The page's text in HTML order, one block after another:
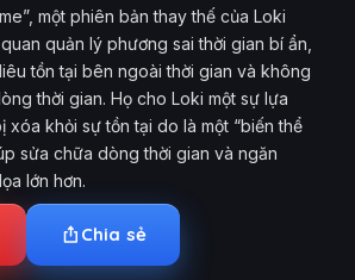
một phiên bản thay thế của Loki
quản lý phương sai thời gian bí ẩn,
tồn tại bên ngoài thời gian và không
thời gian. Họ cho Loki một sự lựa
xóa khỏi sự tồn tại do là một “biến thể
sửa chữa dòng thời gian và ngăn
lớn hơn.
Chia sẻ